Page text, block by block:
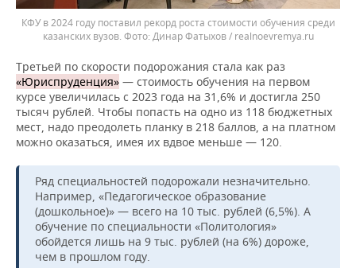
КФУ в 2024 году поставил рекорд роста стоимости обучения среди
казанских вузов.
Динар Фатыхов / realnoevremya.ru
Третьей по скорости подорожания стала как раз
«Юриспруденция» — стоимость обучения на первом
курсе увеличилась с 2023 года на 31,6% и достигла 250
тысяч рублей. Чтобы попасть на одно из 118 бюджетных
мест, надо преодолеть планку в 218 баллов, а на платном
можно оказаться, имея их вдвое меньше — 120.
Ряд специальностей подорожали незначительно.
Например, «Педагогическое образование
(дошкольное)» — всего на 10 тыс. рублей (6,5%). А
обучение по специальности «Политология»
обойдется лишь на 9 тыс. рублей (на 6%) дороже,
чем в прошлом году.